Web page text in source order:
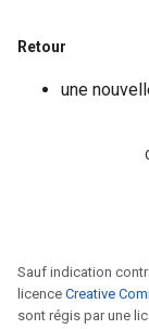
Retour
une
Sauf indication
licence Creative
sont régis par une